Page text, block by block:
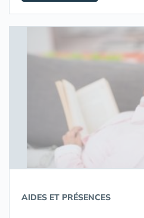
AIDES ET PRÉSENCES